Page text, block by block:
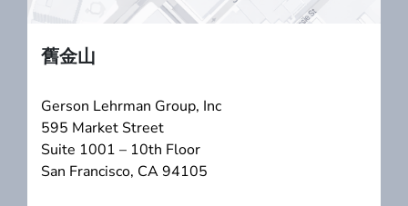
舊金山
Gerson Lehrman Group, Inc
595 Market Street
Suite 1001 – 10th Floor
San Francisco, CA 94105